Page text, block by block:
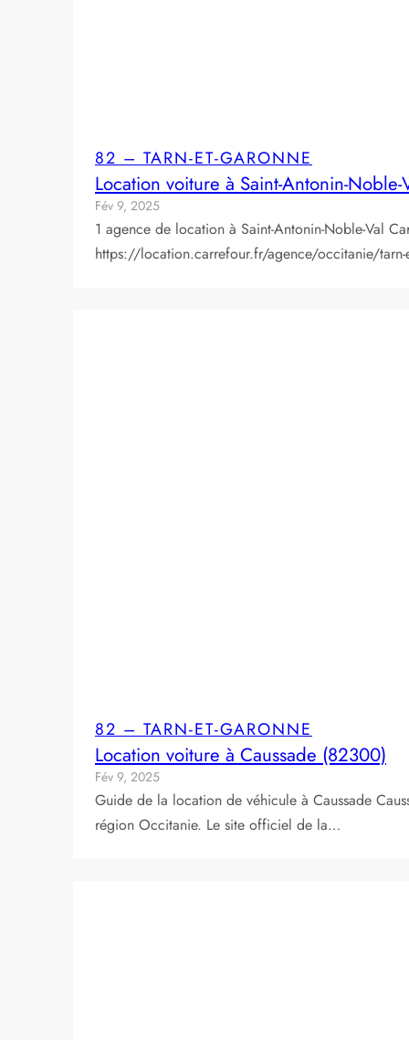
82 – TARN-ET-GARONNE
Location voiture à Saint-Antonin-
Fév 9, 2025
1 agence de location à Saint-Antonin-Noble-Val
https://location.carrefour.fr/agence/occitanie/tarn-
82 – TARN-ET-GARONNE
Location voiture à Caussade (82300)
Fév 9, 2025
Guide de la location de véhicule à Caussade
région Occitanie. Le site officiel de la…